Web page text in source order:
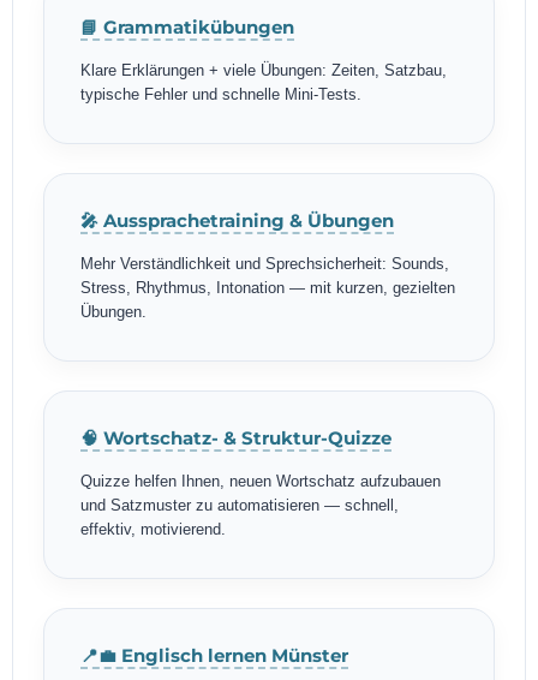
📘 Grammatikübungen
Klare Erklärungen + viele Übungen: Zeiten, Satzbau,
typische Fehler und schnelle Mini-Tests.
🎤 Aussprachetraining & Übungen
Mehr Verständlichkeit und Sprechsicherheit: Sounds,
Stress, Rhythmus, Intonation — mit kurzen, gezielten
Übungen.
🧠 Wortschatz- & Struktur-Quizze
Quizze helfen Ihnen, neuen Wortschatz aufzubauen
und Satzmuster zu automatisieren — schnell,
effektiv, motivierend.
📍💼 Englisch lernen Münster